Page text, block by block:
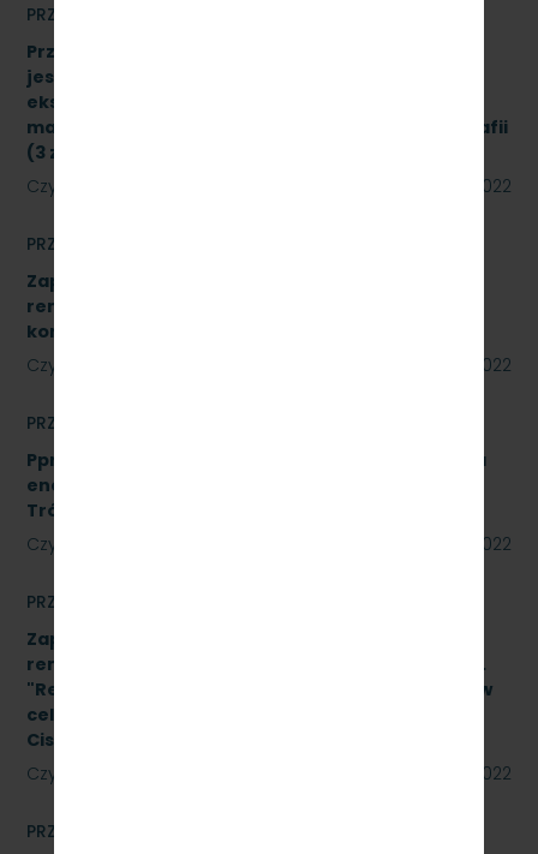
PRZETARGI
Przetarg nieograniczony, którego przedmiotem
jest sukcesywna dostawa materiałów
eksploatacyjnych do urządzeń drukujących,
materiałów biurowych oraz materiałów do poligrafii
(3 zadania) znak sprawy: SKMMU.086.34.22
Czytaj dalej
23 czerwca 2022
PRZETARGI
Zapytanie ofertowe na wykonanie prac
remontowych polegających na wykonaniu Sali
konferencyjnej w systemie ALU.
Czytaj dalej
22 czerwca 2022
PRZETARGI
Pprzetarg nieograniczonego na usługi doradztwa
energetycznego dla PKP Szybka Kolej Miejska w
Trójmieście Sp. z o.o. - znak: SKMMU.086.20.22
Czytaj dalej
15 czerwca 2022
PRZETARGI
Zapytanie ofertowe na wykonanie prac
remontowych w oparciu o Projekt Wykonawcy pn.
"Remont pomieszczeń magazynu w budynku A-1 w
celu adaptacji na biuro na terenie SKM Gdynia
Cisowa Postojowa".
Czytaj dalej
09 czerwca 2022
PRZETARGI